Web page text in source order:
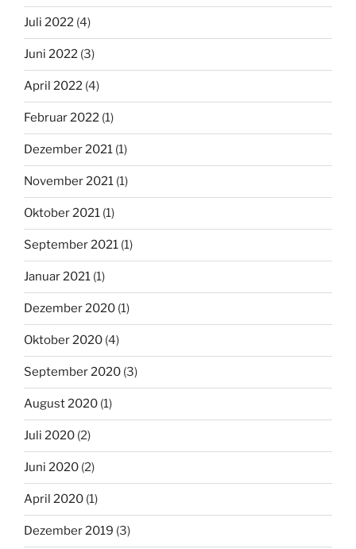
Juli 2022 (4)
Juni 2022 (3)
April 2022 (4)
Februar 2022 (1)
Dezember 2021 (1)
November 2021 (1)
Oktober 2021 (1)
September 2021 (1)
Januar 2021 (1)
Dezember 2020 (1)
Oktober 2020 (4)
September 2020 (3)
August 2020 (1)
Juli 2020 (2)
Juni 2020 (2)
April 2020 (1)
Dezember 2019 (3)